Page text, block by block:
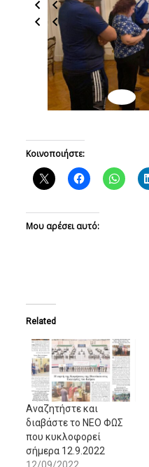
Κοινοποιήστε:
Μου αρέσει αυτό:
Related
Αναζητήστε και
διαβάστε το ΝΕΟ ΦΩΣ
που κυκλοφορεί
σήμερα 12.9.2022